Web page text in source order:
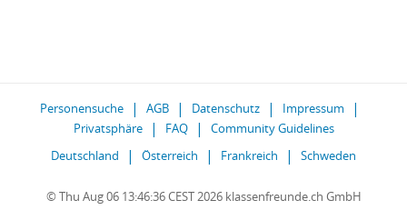
Personensuche AGB Datenschutz
Impressum
Privatsphäre
FAQ
Community Guidelines
Deutschland
Österreich Frankreich Schweden
© Thu Aug 06 13:46:36 CEST 2026 klassenfreunde.ch GmbH